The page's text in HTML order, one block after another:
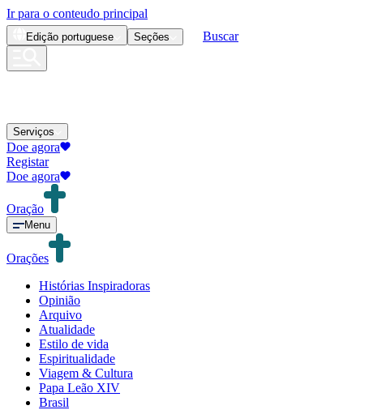
Ir para o conteudo principal
Edição portuguese Seções Buscar
Serviços
Doe agora
Registar
Doe agora
Oração
Menu
Orações
Histórias Inspiradoras
Opinião
Arquivo
Atualidade
Estilo de vida
Espiritualidade
Viagem & Cultura
Papa Leão XIV
Brasil